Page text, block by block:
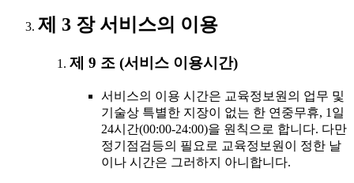
제 3 장 서비스의 이용
제 9 조 (서비스 이용시간)
서비스의 이용 시간은 교육정보원의 업무 및
기술상 특별한 지장이 없는 한 연중무휴, 1일
24시간(00:00-24:00)을 원칙으로 합니다. 다만
정기점검등의 필요로 교육정보원이 정한 날
이나 시간은 그러하지 아니합니다.